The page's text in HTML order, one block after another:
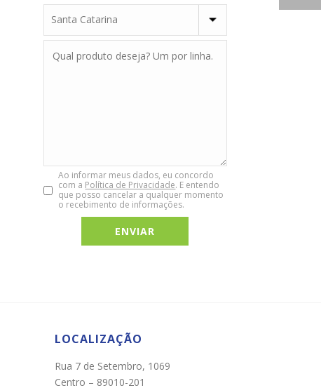
Ao informar meus dados, eu concordo
com a Política de Privacidade. E entendo
que posso cancelar a qualquer momento
o recebimento de informações.
LOCALIZAÇÃO
Rua 7 de Setembro, 1069
Centro – 89010-201
Chat WhatsApp
Por favor, preencha os campos abaixo para
conversar e teremos todo o prazer em